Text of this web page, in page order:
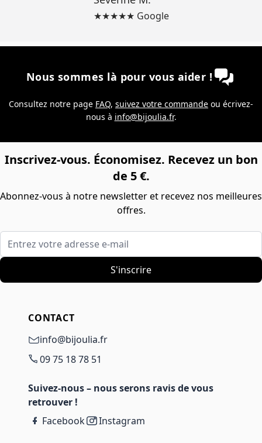
★★★★★ Google
Nous sommes là pour vous aider !
Consultez notre page FAQ, suivez votre commande ou écrivez-
nous à info@bijoulia.fr.
Inscrivez-vous. Économisez. Recevez un bon
de 5 €.
Abonnez-vous à notre newsletter et recevez nos meilleures
offres.
Entrez votre adresse e-mail
S'inscrire
CONTACT
info@bijoulia.fr
09 75 18 78 51
Suivez-nous – nous serons ravis de vous
retrouver !
Facebook
Instagram